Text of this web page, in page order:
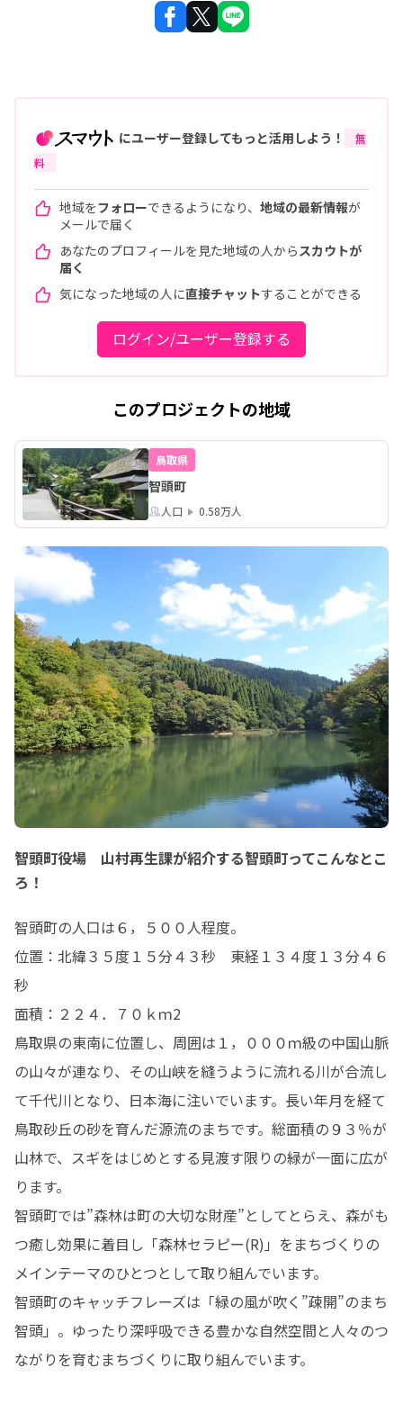
にユーザー登録してもっと活用しよう！
無
料
地域をフォローできるようになり、 地域の最新情報が
メールで届く
あなたのプロフィールを見た地域の人から スカウトが
届く
気になった地域の人に直接チャットすることができる
ログイン/ユーザー登録する
このプロジェクトの地域
鳥取県
智頭町
人口 0.58万人
智頭町役場 山村再生課が紹介する智頭町ってこんなとこ
ろ！
智頭町の人口は６，５００人程度。
位置：北緯３５度１５分４３秒　東経１３４度１３分４６
秒
面積：２２４．７０ｋｍ2
鳥取県の東南に位置し、周囲は１，０００ｍ級の中国山脈
の山々が連なり、その山峡を縫うように流れる川が合流し
て千代川となり、日本海に注いでいます。長い年月を経て
鳥取砂丘の砂を育んだ源流のまちです。総面積の９３％が
山林で、スギをはじめとする見渡す限りの緑が一面に広が
ります。
智頭町では”森林は町の大切な財産”としてとらえ、森がも
つ癒し効果に着目し「森林セラピー(R)」をまちづくりの
メインテーマのひとつとして取り組んでいます。
智頭町のキャッチフレーズは「緑の風が吹く”疎開”のまち
智頭」。ゆったり深呼吸できる豊かな自然空間と人々のつ
ながりを育むまちづくりに取り組んでいます。